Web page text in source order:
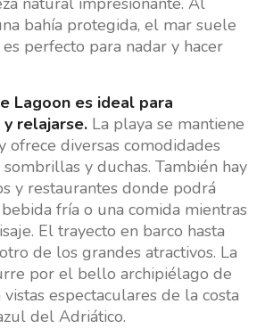
bahía protegida, el mar suele
perfecto para nadar y hacer
Lagoon es ideal para
relajarse.La playa se mantiene
ofrece diversas comodidades
y duchas. También hay
y restaurantes donde podrá
fría o una comida mientras
El trayecto en barco hasta
de los grandes atractivos. La
por el bello archipiélago de
espectaculares de la costa
del Adriático.